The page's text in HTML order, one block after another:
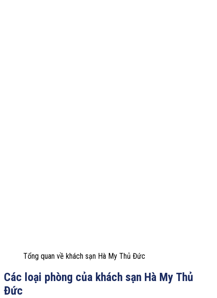
Tổng quan về khách sạn Hà My Thủ Đức
Các loại phòng của khách sạn Hà My Thủ
Đức